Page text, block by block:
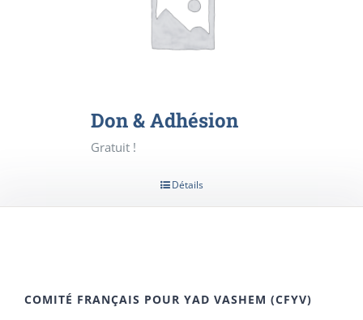
Don & Adhésion
Gratuit !
Détails
COMITÉ FRANÇAIS POUR YAD VASHEM (CFYV)